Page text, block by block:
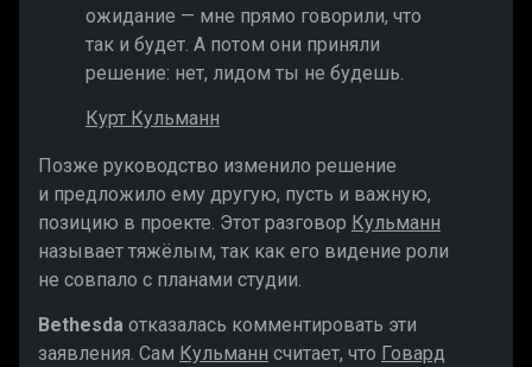
ожидание — мне прямо говорили, что
так и будет. А потом они приняли
решение: нет, лидом ты не будешь.
Курт Кульманн
Позже руководство изменило решение
и предложило ему другую, пусть и важную,
позицию в проекте. Этот разговор Кульманн
называет тяжёлым, так как его видение роли
не совпало с планами студии.
Bethesda отказалась комментировать эти
заявления. Сам Кульманн считает, что Говард